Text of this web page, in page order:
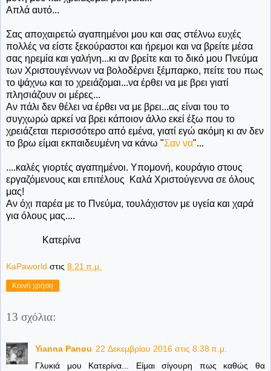
Απλά αυτό...
Σας αποχαιρετώ αγαπημένοι μου και σας στέλνω ευχές
πολλές να είστε ξεκούραστοι και ήρεμοι και να βρείτε μέσα
σας ηρεμία και γαλήνη...κι αν βρείτε και το δικό μου Πνεύμα
των Χριστουγέννων να βολοδέρνει ξέμπαρκο, πείτε του πως
το ψάχνω και το χρειάζομαι...να έρθει να με βρει γιατί
πλησιάζουν οι μέρες...
Αν πάλι δεν θέλει να έρθει να με βρει...ας είναι του το
συγχωρώ αρκεί να βρει κάποιον άλλο εκεί έξω που το
χρειάζεται περισσότερο από εμένα, γιατί εγώ ακόμη κι αν δεν
το βρω είμαι εκπαιδευμένη να κάνω "Σαν να"...
....καλές γιορτές αγαπημένοι. Υπομονή, κουράγιο στους
εργαζόμενους και επιτέλους Καλά Χριστούγεννα σε όλους
μας!
Αν όχι παρέα με το Πνεύμα, τουλάχιστον με υγεία και χαρά
για όλους μας....
Κατερίνα
KaPaworld στις 8:21 π.μ.
Κοινή χρήση
13 σχόλια:
Yianna Panou 22 Δεκεμβρίου 2016 στις 8:38 π.μ.
Γλυκιά μου Κατερίνα... Είμαι σίγουρη πως καθώς θα